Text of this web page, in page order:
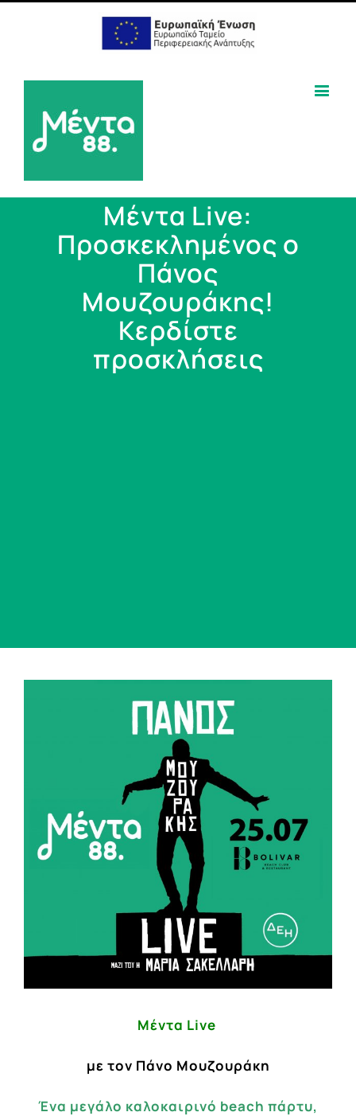
Μέντα Live:
Προσκεκλημένος ο
Πάνος
Μουζουράκης!
Κερδίστε
προσκλήσεις
Mέντα Live
με τον Πάνο Μουζουράκη
Ένα μεγάλο καλοκαιρινό beach πάρτυ,